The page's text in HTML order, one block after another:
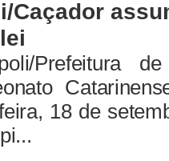
Caçador
Prefeitura
18 de